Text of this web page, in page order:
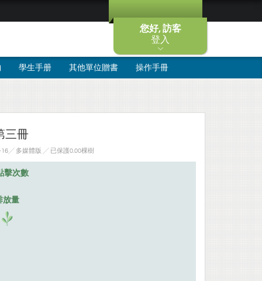
您好, 訪客
登入
學生手册 其他單位贈書 操作手冊
三冊
16╱ 多媒體版 ╱ 已保護0.00棵樹
擊次數
放量